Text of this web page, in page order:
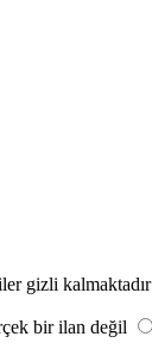
gizli kalmaktadır
bir ilan değil